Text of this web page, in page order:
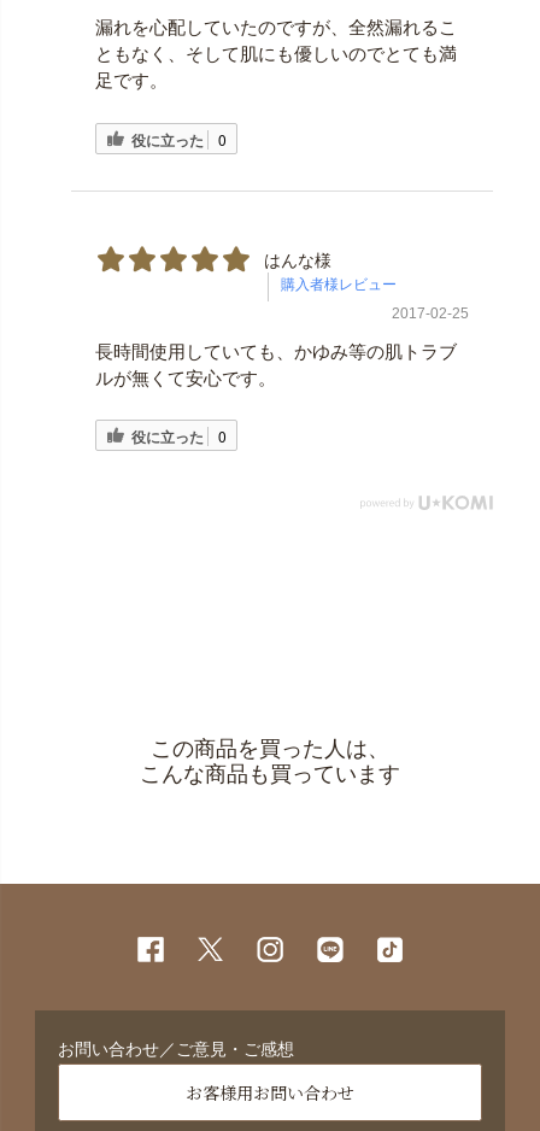
漏れを心配していたのですが、全然漏れるこ
ともなく、そして肌にも優しいのでとても満
足です。
役に立った 0
はんな様
2017-02-25
長時間使用していても、かゆみ等の肌トラブ
ルが無くて安心です。
役に立った 0
この商品を買った人は、
こんな商品も買っています
お問い合わせ／ご意見・ご感想
お客様用お問い合わせ